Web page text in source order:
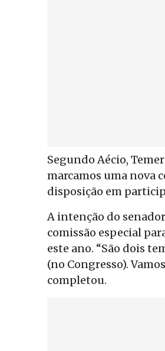
Segundo Aécio,
marcamos uma nova
disposição em
A intenção do
comissão especial
este ano. “São dois
(no Congresso).
completou.